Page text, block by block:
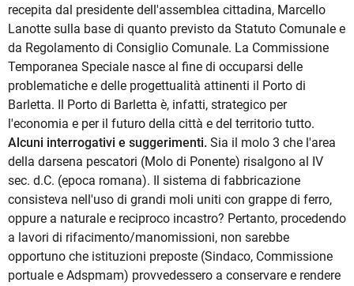
recepita dal presidente dell'assemblea cittadina, Marcello
Lanotte sulla base di quanto previsto da Statuto Comunale e
da Regolamento di Consiglio Comunale. La Commissione
Temporanea Speciale nasce al fine di occuparsi delle
problematiche e delle progettualità attinenti il Porto di
Barletta. Il Porto di Barletta è, infatti, strategico per
l'economia e per il futuro della città e del territorio tutto.
Alcuni interrogativi e suggerimenti. Sia il molo 3 che l'area
della darsena pescatori (Molo di Ponente) risalgono al IV
sec. d.C. (epoca romana). Il sistema di fabbricazione
consisteva nell'uso di grandi moli uniti con grappe di ferro,
oppure a naturale e reciproco incastro? Pertanto, procedendo
a lavori di rifacimento/manomissioni, non sarebbe
opportuno che istituzioni preposte (Sindaco, Commissione
portuale e Adspmam) provvedessero a conservare e rendere